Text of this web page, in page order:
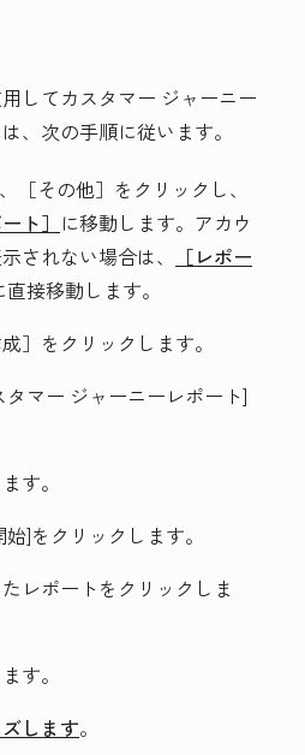
してカスタマー ジャーニー
、次の手順に従います。
［その他］をクリックし、
ト］ に移動します。アカウ
されない場合は、
［レポー
直接移動します。
］をクリックします。
タマー ジャーニーレポート]
す。
始]をクリックします。
レポートをクリックしま
す。
します。